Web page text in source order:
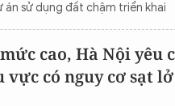
MULTIMEDIA
Podcast
Video
Ảnh
án sử dụng đất chậm triển khai
cao, Hà Nội yêu
có nguy cơ sạt lở